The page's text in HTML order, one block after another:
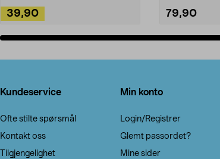
39,90 79,90
Kundeservice
Ofte stilte spørsmål
Kontakt oss
Tilgjengelighet
Min konto
Login/Registrer
Glemt passordet?
Mine sider